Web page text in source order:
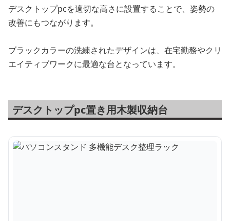
デスクトップpcを適切な高さに設置することで、姿勢の
改善にもつながります。
ブラックカラーの洗練されたデザインは、在宅勤務やクリ
エイティブワークに最適な台となっています。
デスクトップpc置き用木製収納台